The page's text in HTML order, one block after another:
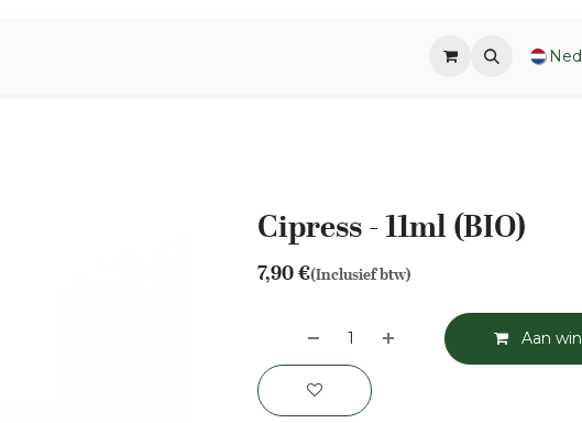
Cipress - 11ml (BIO)
7,90€(Inclusief btw)
Aan